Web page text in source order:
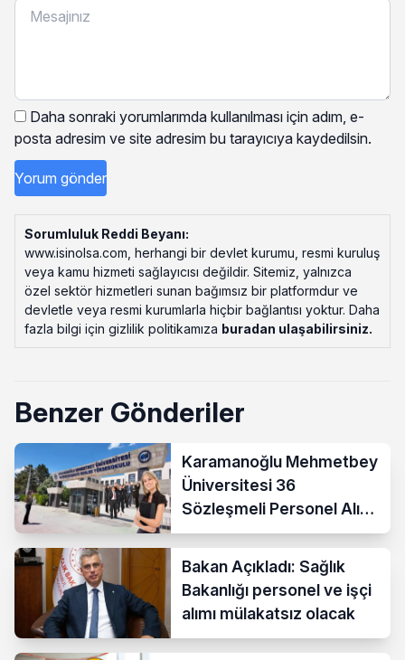
Daha sonraki yorumlarımda kullanılması için adım, e-
posta adresim ve site adresim bu tarayıcıya kaydedilsin.
Sorumluluk Reddi Beyanı:
www.isinolsa.com, herhangi bir devlet kurumu, resmi kuruluş
veya kamu hizmeti sağlayıcısı değildir. Sitemiz, yalnızca
özel sektör hizmetleri sunan bağımsız bir platformdur ve
devletle veya resmi kurumlarla hiçbir bağlantısı yoktur. Daha
fazla bilgi için gizlilik politikamıza buradan ulaşabilirsiniz.
Benzer Gönderiler
Karamanoğlu Mehmetbey
Üniversitesi 36
Sözleşmeli Personel Alımı
Yapacak
Bakan Açıkladı: Sağlık
Bakanlığı personel ve işçi
alımı mülakatsız olacak